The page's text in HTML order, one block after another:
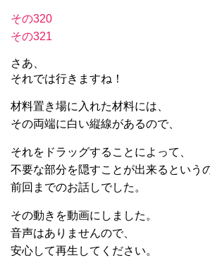
その320
その321
さあ、
それでは行きますね！
材料置き場に入れた材料には、
その両端に白い縦線があるので、
それをドラッグすることによって、
不要な部分を隠すことが出来るという
前回までのお話しでした。
その動きを動画にしました。
音声はありませんので、
安心して再生してください。